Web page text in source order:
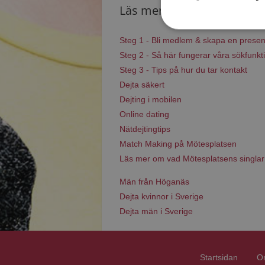
Läs mer
Steg 1 - Bli medlem & skapa en
Steg 2 - Så här fungerar våra
Steg 3 - Tips på hur du tar kontakt
Dejta säkert
Dejting i mobilen
Online dating
Nätdejtingtips
Match Making på Mötesplatsen
Läs mer om vad Mötesplatsens
Män från Höganäs
Dejta kvinnor i Sverige
Dejta män i Sverige
Startsidan